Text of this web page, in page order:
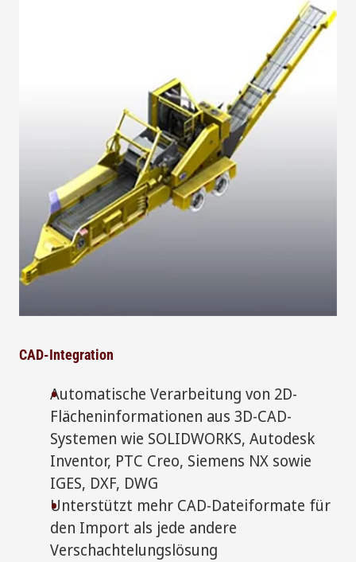
CAD-Integration
Automatische Verarbeitung von 2D-
Flächeninformationen aus 3D-CAD-
Systemen wie SOLIDWORKS, Autodesk
Inventor, PTC Creo, Siemens NX sowie
IGES, DXF, DWG
Unterstützt mehr CAD-Dateiformate für
den Import als jede andere
Verschachtelungslösung